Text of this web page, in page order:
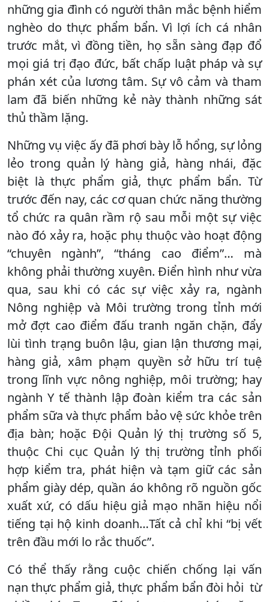
những gia đình có người thân mắc bệnh hiểm
nghèo do thực phẩm bẩn. Vì lợi ích cá nhân
trước mắt, vì đồng tiền, họ sẵn sàng đạp đổ
mọi giá trị đạo đức, bất chấp luật pháp và sự
phán xét của lương tâm. Sự vô cảm và tham
lam đã biến những kẻ này thành những sát
thủ thầm lặng.
Những vụ việc ấy đã phơi bày lỗ hổng, sự lỏng
lẻo trong quản lý hàng giả, hàng nhái, đặc
biệt là thực phẩm giả, thực phẩm bẩn. Từ
trước đến nay, các cơ quan chức năng thường
tổ chức ra quân rầm rộ sau mỗi một sự việc
nào đó xảy ra, hoặc phụ thuộc vào hoạt động
“chuyên ngành”, “tháng cao điểm”… mà
không phải thường xuyên. Điển hình như vừa
qua, sau khi có các sự việc xảy ra, ngành
Nông nghiệp và Môi trường trong tỉnh mới
mở đợt cao điểm đấu tranh ngăn chặn, đẩy
lùi tình trạng buôn lậu, gian lận thương mại,
hàng giả, xâm phạm quyền sở hữu trí tuệ
trong lĩnh vực nông nghiệp, môi trường; hay
ngành Y tế thành lập đoàn kiểm tra các sản
phẩm sữa và thực phẩm bảo vệ sức khỏe trên
địa bàn; hoặc Đội Quản lý thị trường số 5,
thuộc Chi cục Quản lý thị trường tỉnh phối
hợp kiểm tra, phát hiện và tạm giữ các sản
phẩm giày dép, quần áo không rõ nguồn gốc
xuất xứ, có dấu hiệu giả mạo nhãn hiệu nổi
tiếng tại hộ kinh doanh…Tất cả chỉ khi “bị vết
trên đầu mới lo rắc thuốc”.
Có thể thấy rằng cuộc chiến chống lại vấn
nạn thực phẩm giả, thực phẩm bẩn đòi hỏi từ